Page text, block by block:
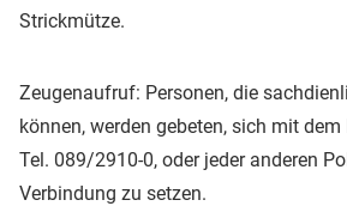
Strickmütze.
Zeugenaufruf: Personen, die
können, werden gebeten, sich mit
Tel. 089/2910-0, oder jeder anderen
Verbindung zu setzen.